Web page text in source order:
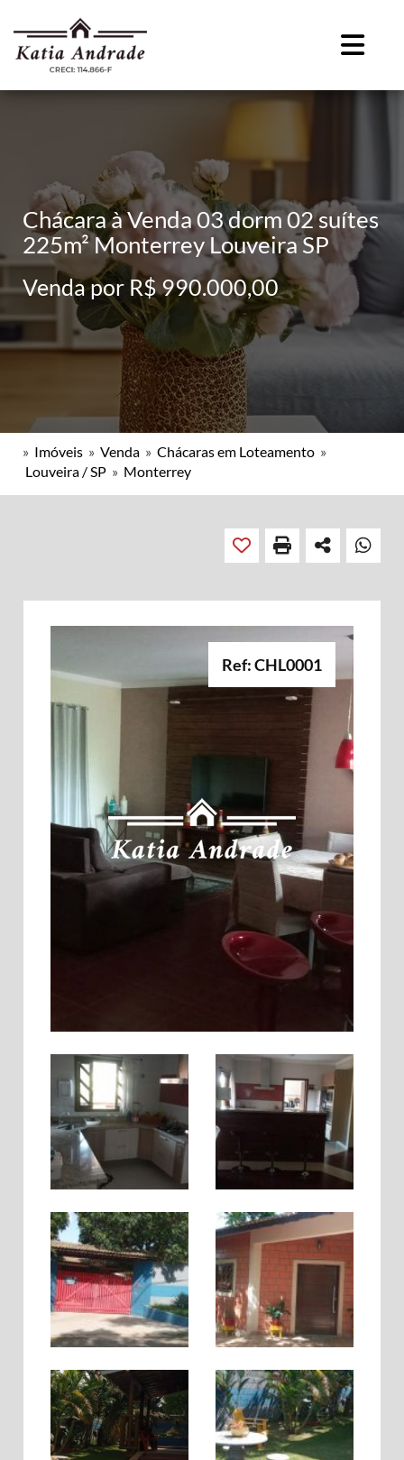
Chácara à Venda 03 dorm 02 suítes
225m² Monterrey Louveira SP
Venda por R$ 990.000,00
» Imóveis » Venda » Chácaras em Loteamento »
Louveira / SP » Monterrey
Ref: CHL0001